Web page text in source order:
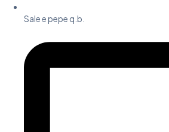
Sale e pepe q.b.